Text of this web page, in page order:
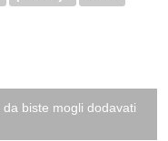
da biste mogli dodavati